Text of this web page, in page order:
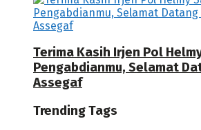
Terima Kasih Irjen Pol
Pengabdianmu, Selamat
Assegaf
Trending Tags